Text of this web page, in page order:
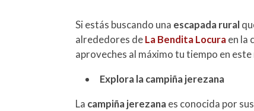
Si estás buscando una escapada rural
alrededores deLa Bendita Locuraen la
aproveches al máximo tu tiempo en
Explora la campiña jerezana
La campiña jerezanaes conocida por sus